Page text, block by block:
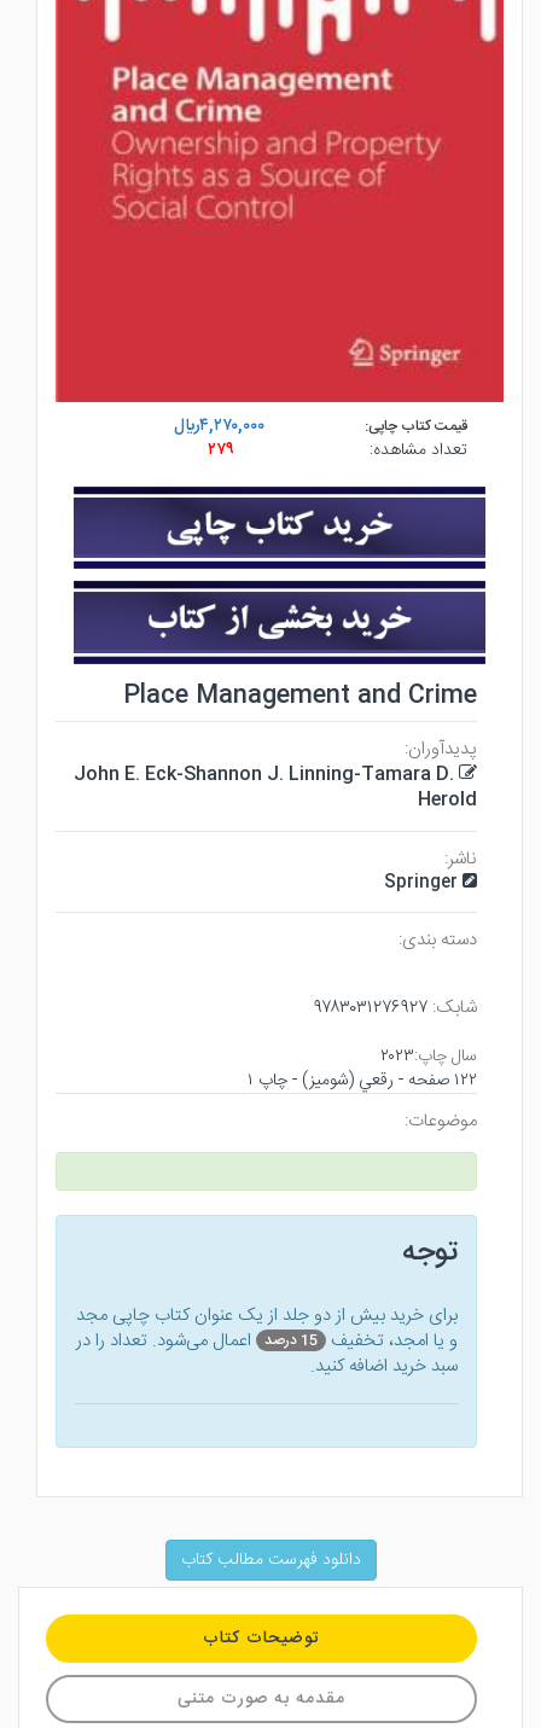
قیمت کتاب چاپی:
۴,۲۷۰,۰۰۰ريال
تعداد مشاهده:
۲۷۹
Place Management and Crime
پدیدآوران:
John E. Eck-Shannon J. Linning-Tamara D.
Herold
ناشر:
Springer
دسته بندی:
شابک: ۹۷۸۳۰۳۱۲۷۶۹۲۷
سال چاپ:۲۰۲۳
۱۲۲ صفحه - رقعي (شوميز) - چاپ ۱
موضوعات:
توجه
برای خرید بیش از دو جلد از یک عنوان کتاب‌ چاپی مجد
و یا امجد، تخفیف 15 درصد
اعمال می‌شود. تعداد را در
سبد خرید اضافه کنید.
دانلود فهرست مطالب کتاب
توضیحات کتاب
مقدمه به صورت متنی